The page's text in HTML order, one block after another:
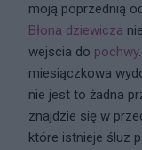
moją poprzednią
Błona dziewicza
wejscia do pochwy
miesiączkowa
nie jest to żadna
znajdzie się w
które istnieje śluz